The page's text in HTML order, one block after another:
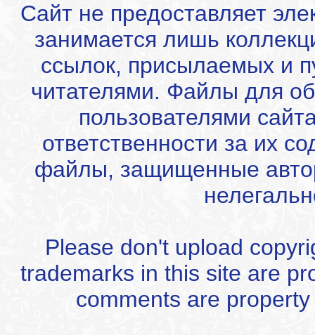
Сайт не предоставляет
занимается лишь
ссылок, присылаемых и
читателями. Файлы для
пользователями
ответственности за их
файлы, защищенные
Please don't upload
trademarks in this site are
comments are